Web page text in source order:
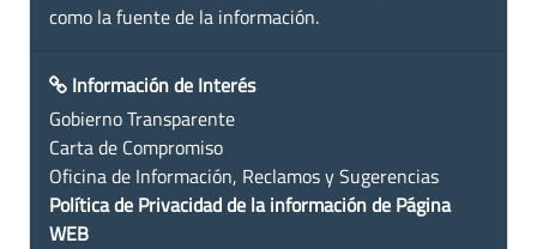
como la fuente de la información.
Información de Interés
Gobierno Transparente
Carta de Compromiso
Oficina de Información, Reclamos y Sugerencias
Política de Privacidad de la información de Página
WEB